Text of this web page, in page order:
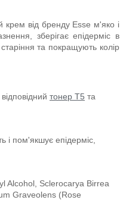
крем від бренду Esse м'яко і
зберігає епідерміс в
та покращують колір
тонер Т5 та
і пом'якшує епідерміс,
Alcohol, Sclerocarya Birrea
Graveolens (Rose